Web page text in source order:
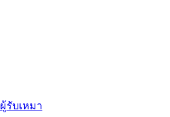
ผู้รับเหมา